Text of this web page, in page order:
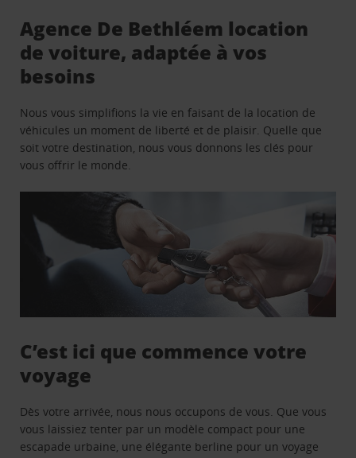
Agence De Bethléem location
de voiture, adaptée à vos
besoins
Nous vous simplifions la vie en faisant de la location de
véhicules un moment de liberté et de plaisir. Quelle que
soit votre destination, nous vous donnons les clés pour
vous offrir le monde.
C’est ici que commence votre
voyage
Dès votre arrivée, nous nous occupons de vous. Que vous
vous laissiez tenter par un modèle compact pour une
escapade urbaine, une élégante berline pour un voyage